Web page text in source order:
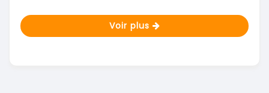
Voir plus